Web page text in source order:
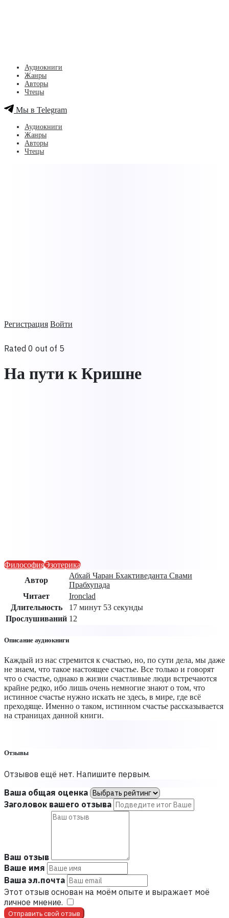
Регистрация Войти
Аудиокниги
Жанры
Авторы
Чтецы
Мы в Telegram
Аудиокниги
Жанры
Авторы
Чтецы
Rated 0 out of 5
На пути к Кришне
ФилософияЭзотерика
Автор
Абхай Чаран Бхактиведанта Свами
Прабхупада
Читает
Ironclad
Длительность
17 минут 53 секунды
Прослушиваний 12
Описание аудиокниги
Каждый из нас стремится к счастью, но, по сути дела, мы даже
не знаем, что такое настоящее счастье. Все только и говорят
что о счастье, однако в жизни счастливые люди встречаются
крайне редко, ибо лишь очень немногие знают о том, что
истинное счастье нужно искать не здесь, в мире, где всё
преходяще. Именно о таком, истинном счастье рассказывается
на страницах данной книги.
Отзывы
Отзывов ещё нет. Напишите первым.
Ваша общая оценка
Заголовок вашего отзыва
Ваш отзыв
Ваше имя
Ваша эл.почта
Этот отзыв основан на моём опыте и выражает моё
личное мнение.
Отправить свой отзыв